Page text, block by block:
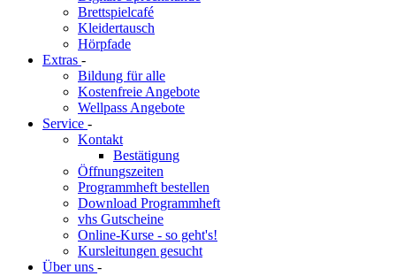
Brettspielcafé
Kleidertausch
Hörpfade
Extras -
Bildung für alle
Kostenfreie Angebote
Wellpass Angebote
Service -
Kontakt
Bestätigung
Öffnungszeiten
Programmheft bestellen
Download Programmheft
vhs Gutscheine
Online-Kurse - so geht's!
Kursleitungen gesucht
Über uns -